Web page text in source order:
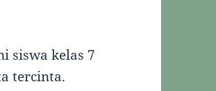
siswa kelas 7
tercinta.